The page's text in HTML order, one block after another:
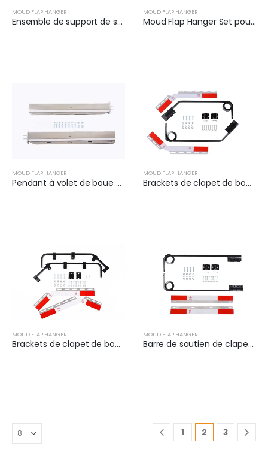
MOUD FLAP HANGER
Ensemble de support de support pour clapet de boue | XKJ-MFH-03-SS-1/8
MOUD FLAP HANGER
Moud Flap Hanger Set pour semi-camion | XKJ-MFH-01-1/8
MOUD FLAP HANGER
Pendant à volet de boue pour camions | XKJ-MFH-02-SS-1/2
MOUD FLAP HANGER
Brackets de clapet de boue pour semi-camion | XKJ-MFH-Q2C
MOUD FLAP HANGER
Brackets de clapet de boue avec plaques réflectrices | XKJ-MFH-QBK
MOUD FLAP HANGER
Barre de soutien de clapet de boue pour semi-camions | XKJ-MFH-S1C
1 2 3